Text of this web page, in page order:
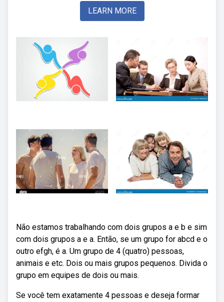
LEARN MORE
Não estamos trabalhando com dois grupos a e b e sim
com dois grupos a e a. Então, se um grupo for abcd e o
outro efgh, é a. Um grupo de 4 (quatro) pessoas,
animais e etc. Dois ou mais grupos pequenos. Divida o
grupo em equipes de dois ou mais.
Se você tem exatamente 4 pessoas e deseja formar